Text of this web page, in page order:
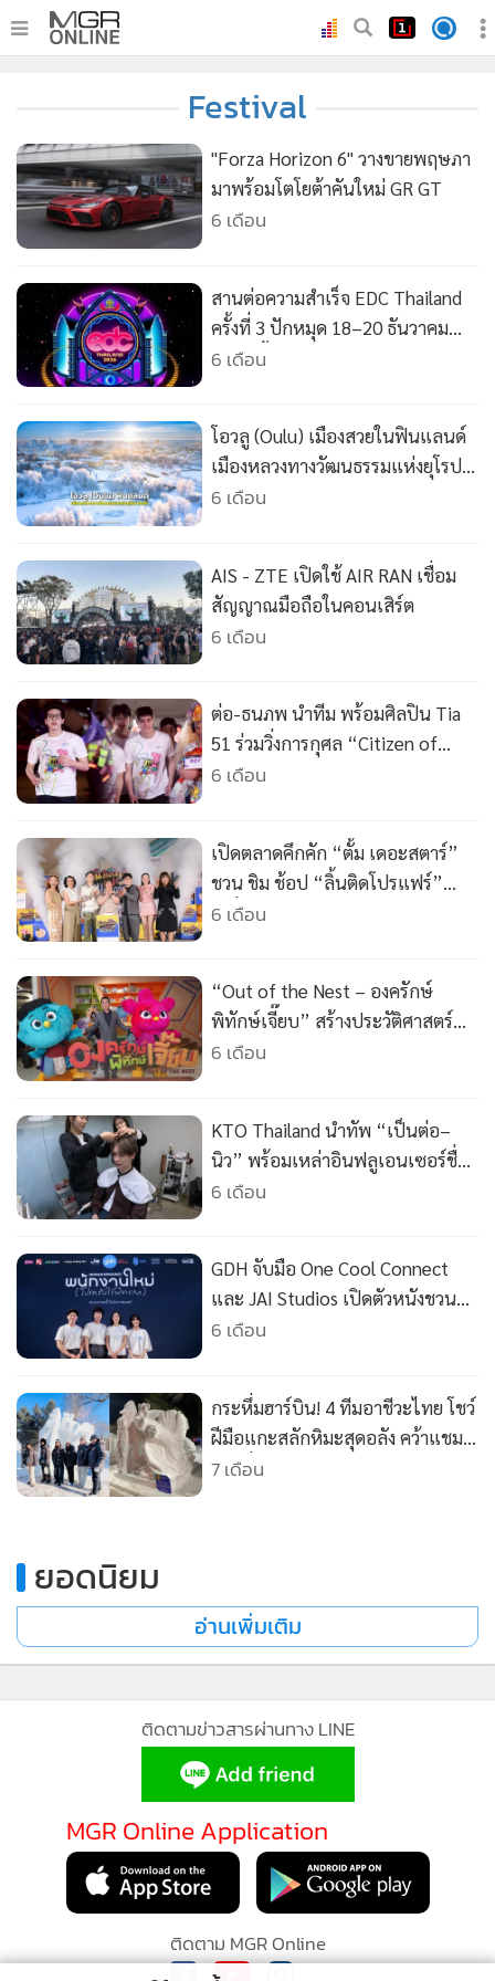
• ภาคใต้
• ภูมิภาค
Online Section
• บันเทิง
• ผู้จัดการรายวัน
คอลัมนิสต์
• ละคร
• CbizReview
• Cyber BIZ
• ผู้จัดกวน
• Good health & Well-being
• Green Innovation & SD
• Management & HR
• MGR Live
• Infographic
• การเมือง
• ท่องเที่ยว
• กีฬา
ต่างประเทศ
• Special Scoop
• เศรษฐกิจ-ธุรกิจ
• จีน
• ชุมชน-คุณภาพชีวิต
• อาชญากรรม
• Motoring
• เกม
• วิทยาศาสตร์
• SMEs
• หุ้น
อินโดจีน
กองทุนรวม
• Celeb Online
• Factcheck
ญี่ปุ่น
News1
•
Gotomanager
Festival
"Forza Horizon 6" วางขายพฤษภา
มาพร้อมโตโยต้าคันใหม่ GR GT
6 เดือน
สานต่อความสำเร็จ EDC Thailand
ครั้งที่ 3 ปักหมุด 18–20 ธันวาคม
2569 นี้ ณ Rhythm Park ภูเก็ต
6 เดือน
โอวลู (Oulu) เมืองสวยในฟินแลนด์
เมืองหลวงทางวัฒนธรรมแห่งยุโรป
ประจำปี 2026
6 เดือน
AIS - ZTE เปิดใช้ AIR RAN เชื่อม
สัญญาณมือถือในคอนเสิร์ต
6 เดือน
ต่อ-ธนภพ นำทีม พร้อมศิลปิน Tia
51 ร่วมวิ่งการกุศล “Citizen of
Love : Born to Run 2026 United
มอบรายได้ให้ยูนิเซฟ ประเทศไทย
ช่วยยกระดับคุณภาพชีวิตของเด็ก
ไทย
6 เดือน
เปิดตลาดคึกคัก “ตั้ม เดอะสตาร์”
ชวน ชิม ช้อป “ลิ้นติดโปรแฟร์”
เคลื่อนขบวนความอร่อย ร้านเด็ดคน
6 เดือน
“Out of the Nest – องครักษ์
พิทักษ์เจี๊ยบ” สร้างประวัติศาสตร์
แอนิเมชันไทยสู่เวทีออสการ์
6 เดือน
KTO Thailand นำทัพ “เป็นต่อ–
นิว” พร้อมเหล่าอินฟลูเอนเซอร์ชื่อ
ดัง บินลัดฟ้าเยือนเกาหลีใต้ เปิด
6 เดือน
GDH จับมือ One Cool Connect
และ JAI Studios เปิดตัวหนังชวนตั้ง
คำถามชีวิต “พนักงานใหม่ (โปรดรับ
6 เดือน
กระหึ่มฮาร์บิน! 4 ทีมอาชีวะไทย โชว์
ฝีมือแกะสลักหิมะสุดอลัง คว้าแชมป์
โลกที่จีน
7 เดือน
ยอดนิยม
อ่านเพิ่มเติม
ติดตามข่าวสารผ่านทาง LINE
MGR Online Application
ติดตาม MGR Online